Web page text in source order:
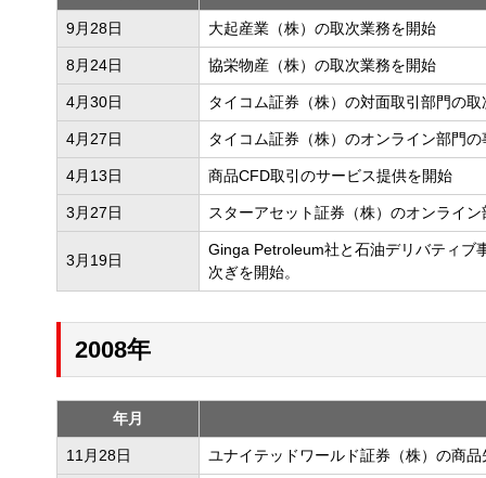
9月28日 大起産業（株）の取次業務を開始
8月24日 協栄物産（株）の取次業務を開始
4月30日 タイコム証券（株）の対面取引部門の
4月27日 タイコム証券（株）のオンライン部門
4月13日 商品CFD取引のサービス提供を開始
3月27日 スターアセット証券（株）のオンライ
3月19日
Ginga Petroleum社と石油デリバティブ
次ぎを開始。
2008年
年月
11月28日 ユナイテッドワールド証券（株）の商